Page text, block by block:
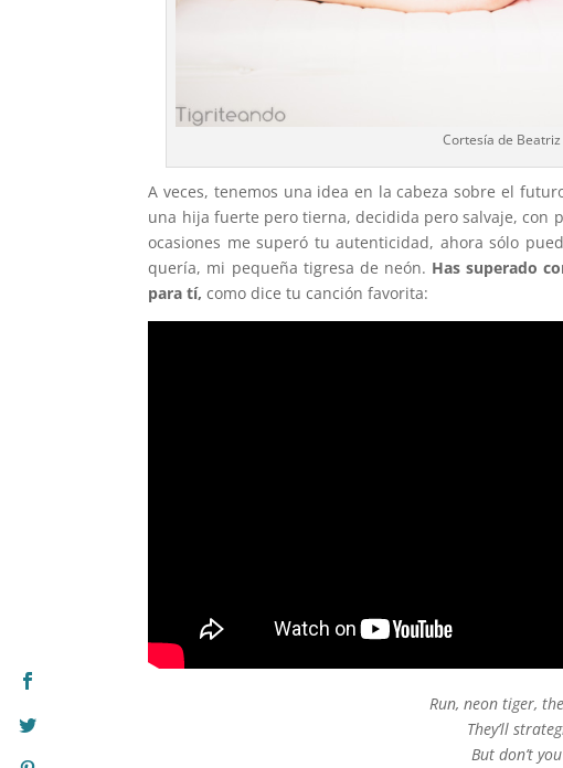
Cortesía de
A veces, tenemos una idea en la cabeza sobre el
una hija fuerte pero tierna, decidida pero salvaje, con
ocasiones me superó tu autenticidad, ahora sólo
quería, mi pequeña tigresa de neón. Has superado
para tí,como dice tu canción favorita:
Run, neon tiger,
They’ll
But don’t